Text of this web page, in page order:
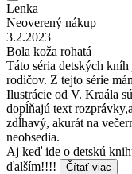
Lenka
Neoverený nákup
3.2.2023
Bola koža rohatá
Táto séria detských
rodičov. Z tejto série
Ilustrácie od V. Kraála
dopĺňajú text
zdĺhavý, akurát na
neobsedia.
Aj keď ide o detskú
ďalším!!!!
Čítať viac